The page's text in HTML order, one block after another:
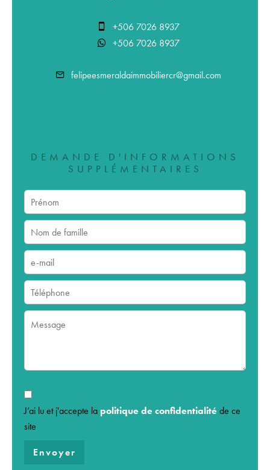
+506 7026 8937
+506 7026 8937
felipeesmeraldaimmobiliercr@gmail.com
DEMANDE D'INFORMATIONS
SUPPLÉMENTAIRES
J’ai lu et j'accepte la politique de confidentialité de ce
site
Envoyer